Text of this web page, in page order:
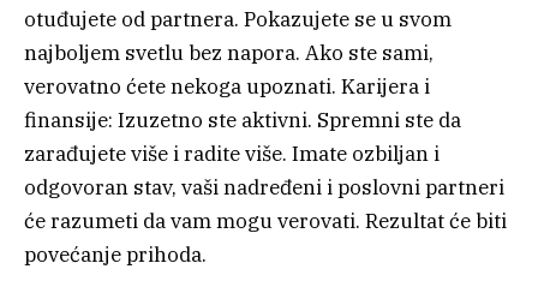
otuđujete od partnera. Pokazujete se u svom
najboljem svetlu bez napora. Ako ste sami,
verovatno ćete nekoga upoznati. Karijera i
finansije: Izuzetno ste aktivni. Spremni ste da
zarađujete više i radite više. Imate ozbiljan i
odgovoran stav, vaši nadređeni i poslovni partneri
će razumeti da vam mogu verovati. Rezultat će biti
povećanje prihoda.